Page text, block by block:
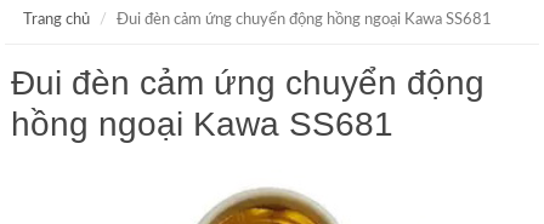
Trang chủ Đui đèn cảm ứng chuyển động hồng ngoại Kawa SS681
Đui đèn cảm ứng chuyển động
hồng ngoại Kawa SS681